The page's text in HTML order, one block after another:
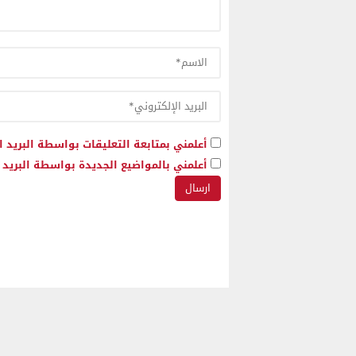
أعلمني بمتابعة التعليقات بواسطة البريد
أعلمني بالمواضيع الجديدة بواسطة البريد